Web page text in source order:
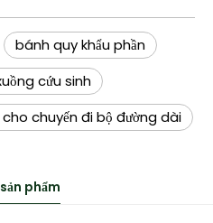
bánh quy khẩu phần
cứu sinh
chuyến đi bộ đường dài
phẩm